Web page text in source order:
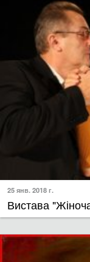
25 янв. 2018 г.
​Вистава